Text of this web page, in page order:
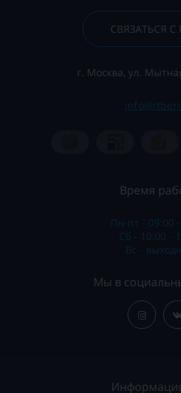
СВЯЗАТЬСЯ
г. Москва, ул.
Время
Пн-пт - 09:00
Сб - 10:00 -
Вс -
Мы в